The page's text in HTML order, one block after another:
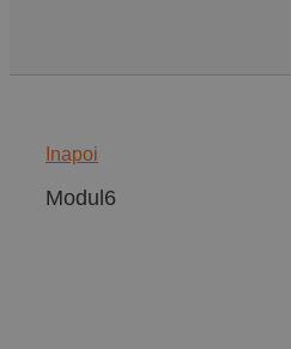
Programe
Inapoi
Modul6